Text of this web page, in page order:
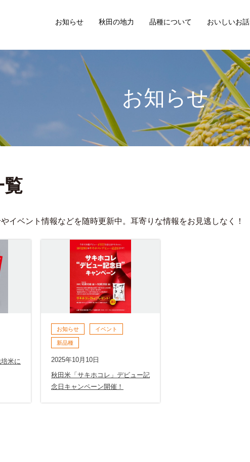
お知らせ 秋田の地力 品種について おいしいお話
お知らせ
覧
イベント情報などを随時更新中。耳寄りな情報をお見逃しなく！
米に
お知らせ イベント
新品種
2025年10月10日
秋田米「サキホコレ」デビュー記
念日キャンペーン開催！